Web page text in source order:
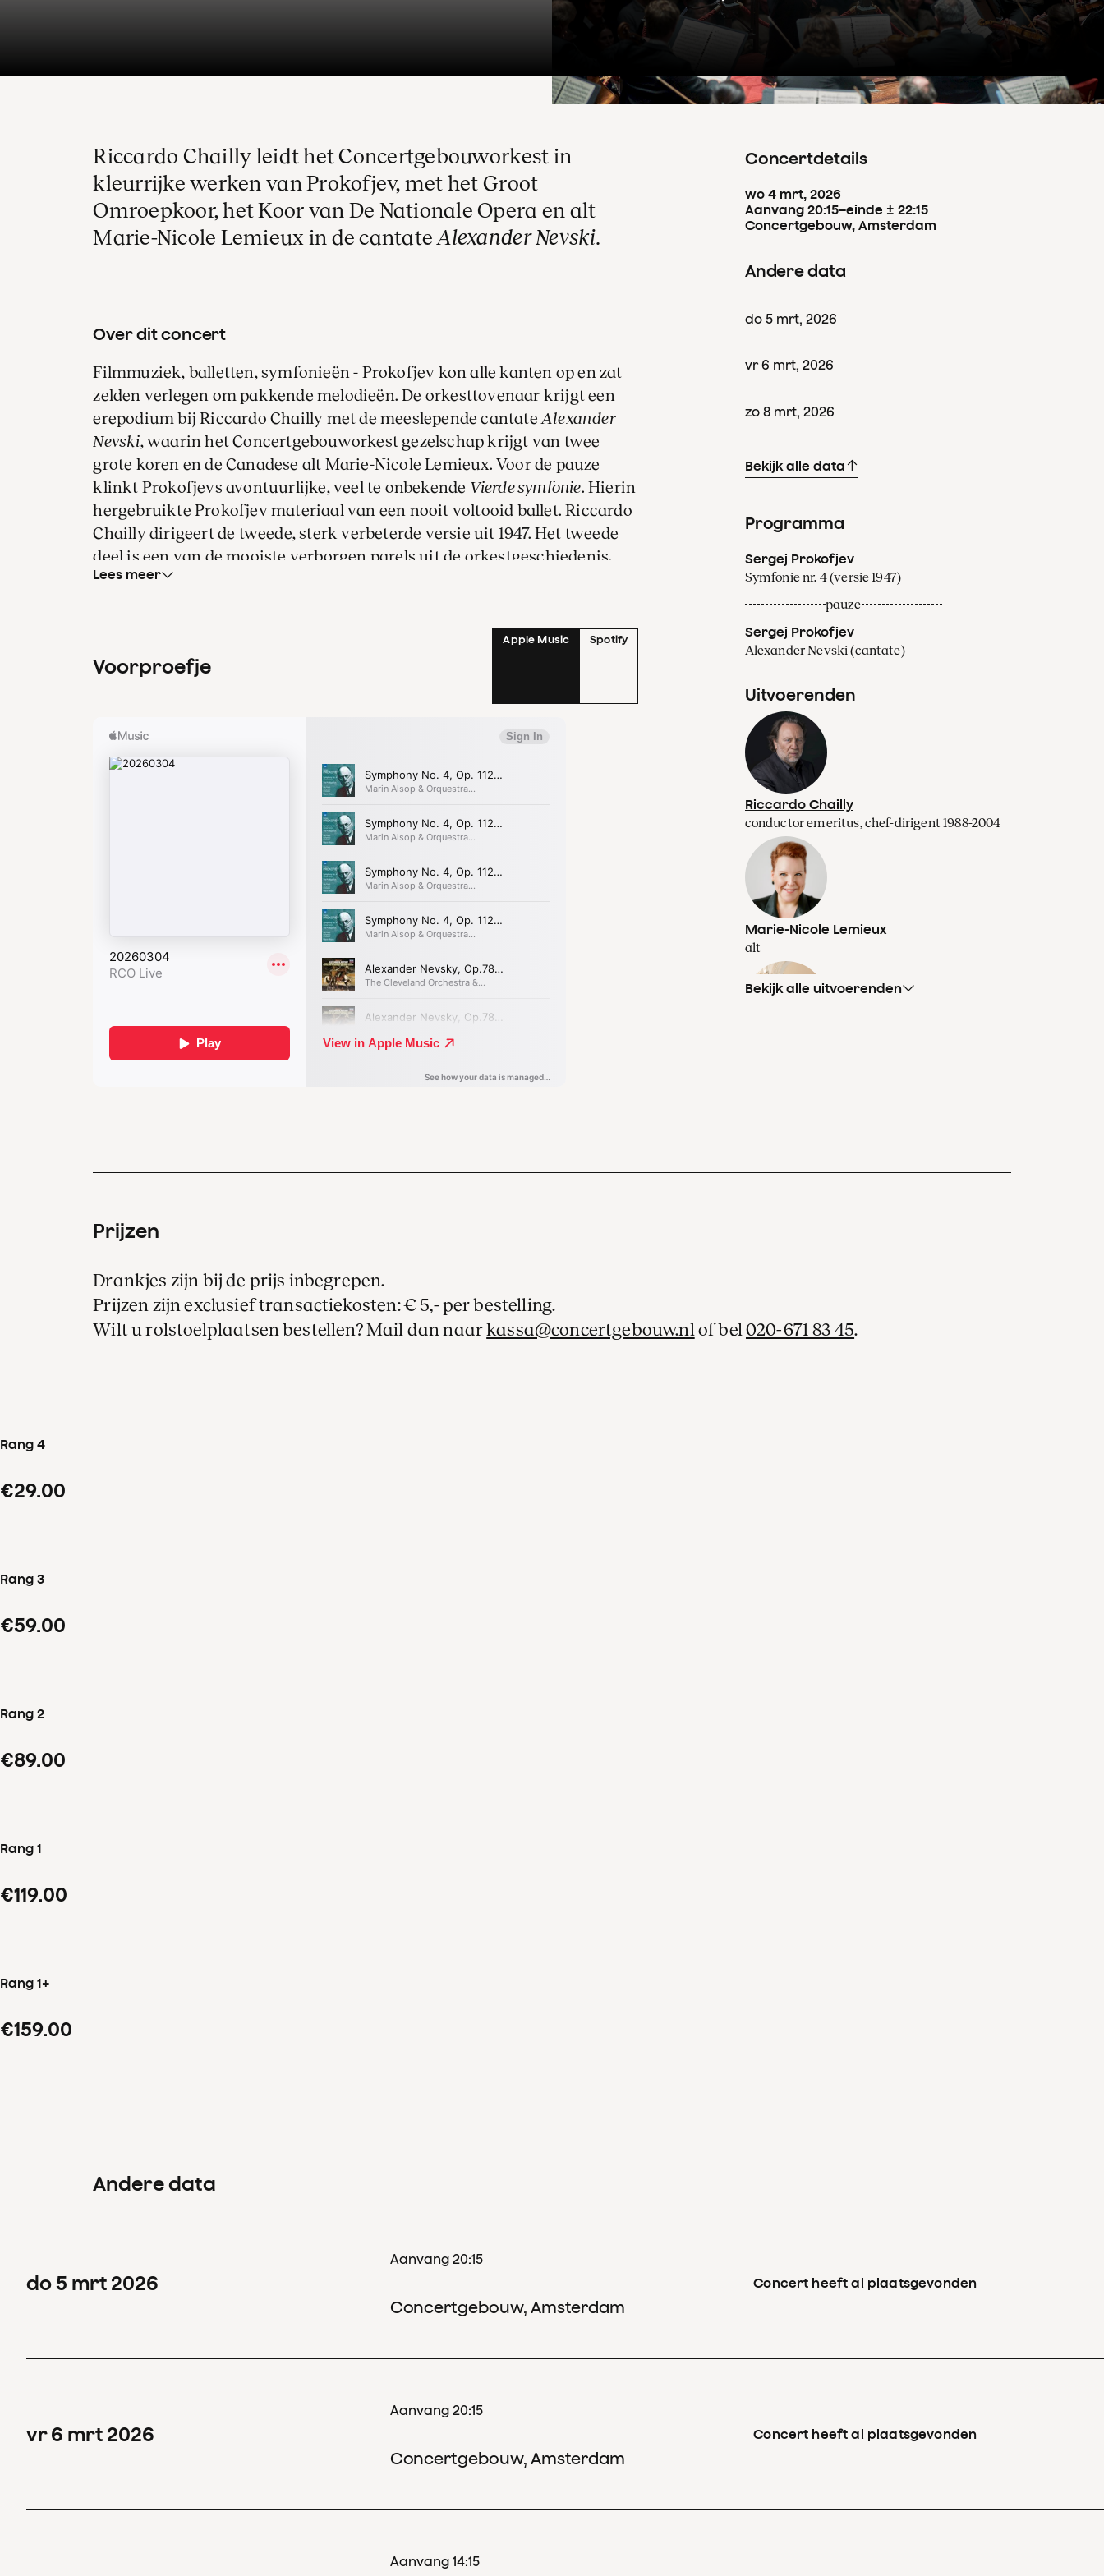
Concertdetails
wo 4 mrt, 2026
Aanvang 20:15–einde ± 22:15
Concertgebouw, Amsterdam
Andere data
do 5 mrt, 2026
vr 6 mrt, 2026
zo 8 mrt, 2026
Bekijk alle data
Programma
Sergej Prokofjev
Symfonie nr. 4 (versie 1947)
pauze
Sergej Prokofjev
Alexander Nevski (cantate)
Uitvoerenden
Riccardo Chailly
conductor emeritus, chef-dirigent 1988-2004
Marie-Nicole Lemieux
alt
Bekijk alle uitvoerenden
Riccardo Chailly leidt het Concertgebouworkest in
kleurrijke werken van Prokofjev, met het Groot
Omroepkoor, het Koor van De Nationale Opera en alt
Marie-Nicole Lemieux in de cantateAlexander Nevski.
Over dit concert
Filmmuziek, balletten, symfonieën - Prokofjev kon alle kanten op en zat
zelden verlegen om pakkende melodieën. De orkesttovenaar krijgt een
erepodium bij Riccardo Chailly met de meeslepende cantate Alexander
Nevski, waarin het Concertgebouworkest gezelschap krijgt van twee
grote koren en de Canadese alt Marie-Nicole Lemieux. Voor de pauze
klinkt Prokofjevs avontuurlijke, veel te onbekende Vierde symfonie. Hierin
hergebruikte Prokofjev materiaal van een nooit voltooid ballet. Riccardo
Chailly dirigeert de tweede, sterk verbeterde versie uit 1947. Het tweede
deel is een van de mooiste verborgen parels uit de orkestgeschiedenis.
Eisenstein, die elkaar enorm bewonderden. De beste stukken uit de
soundtrack smeedde Prokofjev tot een bloemrijk georkestreerde cantate,
Over Alexander Nevski
Veel composities uit de twintigste eeuw zijn onlosmakelijk verbonden
met nationalistische ideologieën. Zo ook Prokofjevs
geschreven ten tijde van het stalinistische bewind. De tekst, over een
legendarische middeleeuwse grootvorst die voorging in de strijd tegen
indringers, verheerlijkt de collectieve identiteit van ‘het Russische volk'.
Maar de cantate uitvoeren betekent niet de nationalistische inhoud
juist door een uitvoering in de concertzaal kritisch, historisch en
muzikaal kan worden beluisterd, in plaats van als middel voor
staatspropaganda.
Mezzosopraan Ekaterina Semenchuk heeft helaas vanwege persoonlijke
omstandigheden moeten afzeggen. We zijn Marie-Nicole Lemieux erkentelijk
dat zij beschikbaar is om de solopartij in Alexander Nevski over te nemen.
Lees meer
Voorproefje
Apple Music Spotify
Prijzen
Drankjes zijn bij de prijs inbegrepen.
Prijzen zijn exclusief transactiekosten: € 5,- per bestelling.
Wilt u rolstoelplaatsen bestellen? Mail dan naarkassa@concertgebouw.nl of bel 020-671 83 45.
Rang 4
€29.00
Rang 3
€59.00
Rang 2
€89.00
Rang 1
€119.00
Rang 1+
€159.00
Andere data
do5 mrt 2026
Aanvang 20:15
Concertgebouw, Amsterdam
Concert heeft al plaatsgevonden
vr 6 mrt 2026
Aanvang 20:15
Concertgebouw, Amsterdam
Concert heeft al plaatsgevonden
Aanvang 14:15